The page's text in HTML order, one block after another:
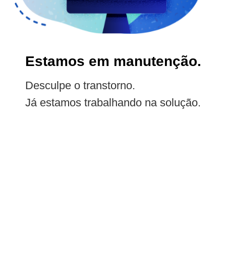
Estamos em manutenção.
Desculpe o transtorno.
Já estamos trabalhando na solução.